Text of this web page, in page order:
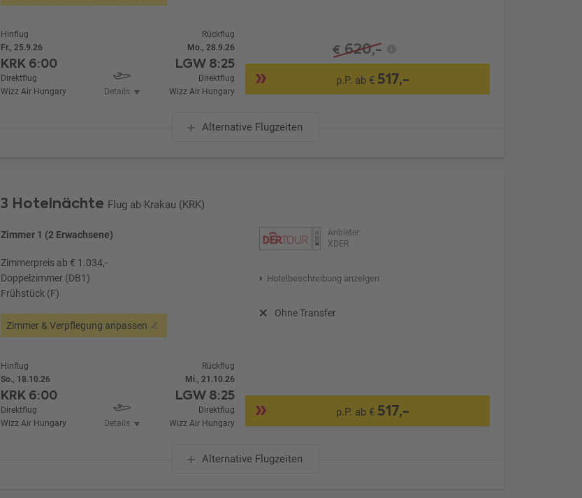
Hinflug
Fr., 25.9.26
KRK 6:00
Direktflug
Wizz Air Hungary
Details
Rückflug
Mo., 28.9.26
LGW 8:25
Direktflug
Wizz Air Hungary
€ 620,-
p.P. ab € 517,-
Alternative Flugzeiten
3 Hotelnächte Flug ab Krakau (KRK)
Zimmer 1 (2 Erwachsene)
Zimmerpreis ab € 1.034,-
Doppelzimmer (DB1)
Frühstück (F)
Zimmer & Verpflegung anpassen
Anbieter:
XDER
Hotelbeschreibung anzeigen
Ohne Transfer
Hinflug
So., 18.10.26
KRK 6:00
Direktflug
Wizz Air Hungary
Details
Rückflug
Mi., 21.10.26
LGW 8:25
Direktflug
Wizz Air Hungary
p.P. ab € 517,-
Alternative Flugzeiten